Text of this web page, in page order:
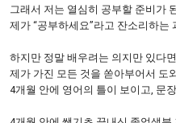
그래서 저는 열심히 공부할 준비가
제가 “공부하세요”라고 잔소리하는
하지만 정말 배우려는 의지만 있다
제가 가진 모든 것을 쏟아부어서 도
4개월 안에 영어의 틀이 보이고, 문